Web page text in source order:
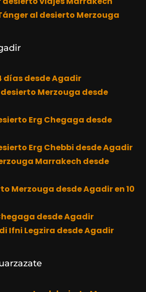
al desierto Merzouga
días desde Agadir
Merzouga desde
Erg Chegaga desde
Erg Chebbi desde Agadir
Marrakech desde
Merzouga desde Agadir en 10
desde Agadir
Ifni Legzira desde Agadir